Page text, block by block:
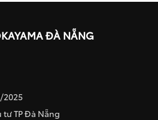
ĐÀ NẴNG
2025
tư TP Đà Nẵng